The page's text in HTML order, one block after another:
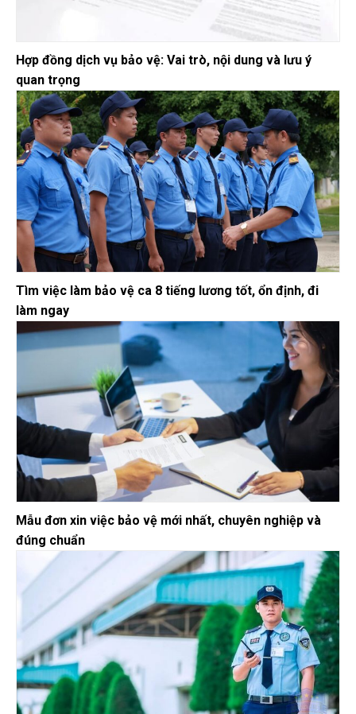
Hợp đồng dịch vụ bảo vệ: Vai trò, nội dung và lưu ý
quan trọng
Tìm việc làm bảo vệ ca 8 tiếng lương tốt, ổn định, đi
làm ngay
Mẫu đơn xin việc bảo vệ mới nhất, chuyên nghiệp và
đúng chuẩn